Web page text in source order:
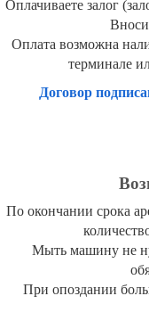
Оплачиваете залог
Оплата возможна
терминале
Договор
По окончании срока
Мыть машину не
При опоздании